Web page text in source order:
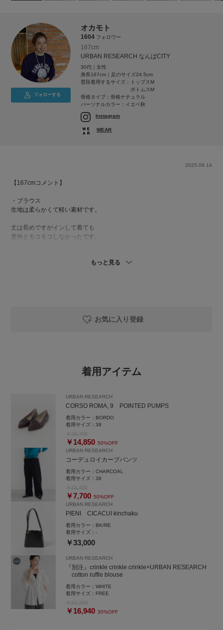
フォローする
オカモト
1604 フォロワー
167cm
URBAN RESEARCH なんばCITY
30代｜女性
身長167cm｜足のサイズ24.5cm
普段着用するサイズ：
トップスM
ボトムスM
骨格タイプ：骨格ナチュラル
パーソナルカラー：イエベ秋
Instagram
WEAR
2025.09.14
【167cmコメント】
・ブラウス
生地は柔らかくて軽い素材です。
丈は長めですがインして着ても
意外とモコモコしなかったです。
見えないくらいの首の空き具合でした。
38で少しウエスト大きいため
お気軽にお問合せください😊
URなんばCITY店
050-2017-9044
もっと見る
お気に入り登録
着用アイテム
URBAN RESEARCH
CORSO ROMA, 9 POINTED PUMPS
着用カラー： BORDO
着用サイズ：38
￥14,850 50%OFF
URBAN RESEARCH
コーデュロイカーブパンツ
着用カラー：CHARCOAL
着用サイズ：38
￥7,700 50%OFF
URBAN RESEARCH
PIENI CICACUI kinchaku
着用カラー： BK/RE
着用サイズ：-
￥33,000
URBAN RESEARCH
『別注』crinkle crinkle crinkle×URBAN RESEARCH
cotton ruffle blouse
着用カラー：WHITE
着用サイズ： FREE
￥16,940 30%OFF